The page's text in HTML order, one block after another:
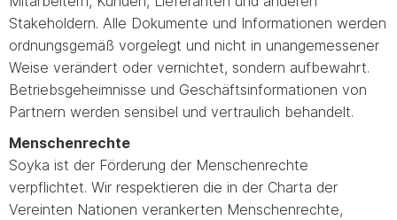
Stakeholdern. Alle Dokumente und Informationen werden
ordnungsgemäß vorgelegt und nicht in unangemessener
Weise verändert oder vernichtet, sondern aufbewahrt.
Betriebsgeheimnisse und Geschäftsinformationen von
Partnern werden sensibel und vertraulich behandelt.
Menschenrechte
Soyka ist der Förderung der Menschenrechte
verpflichtet. Wir respektieren die in der Charta der
Vereinten Nationen verankerten Menschenrechte,